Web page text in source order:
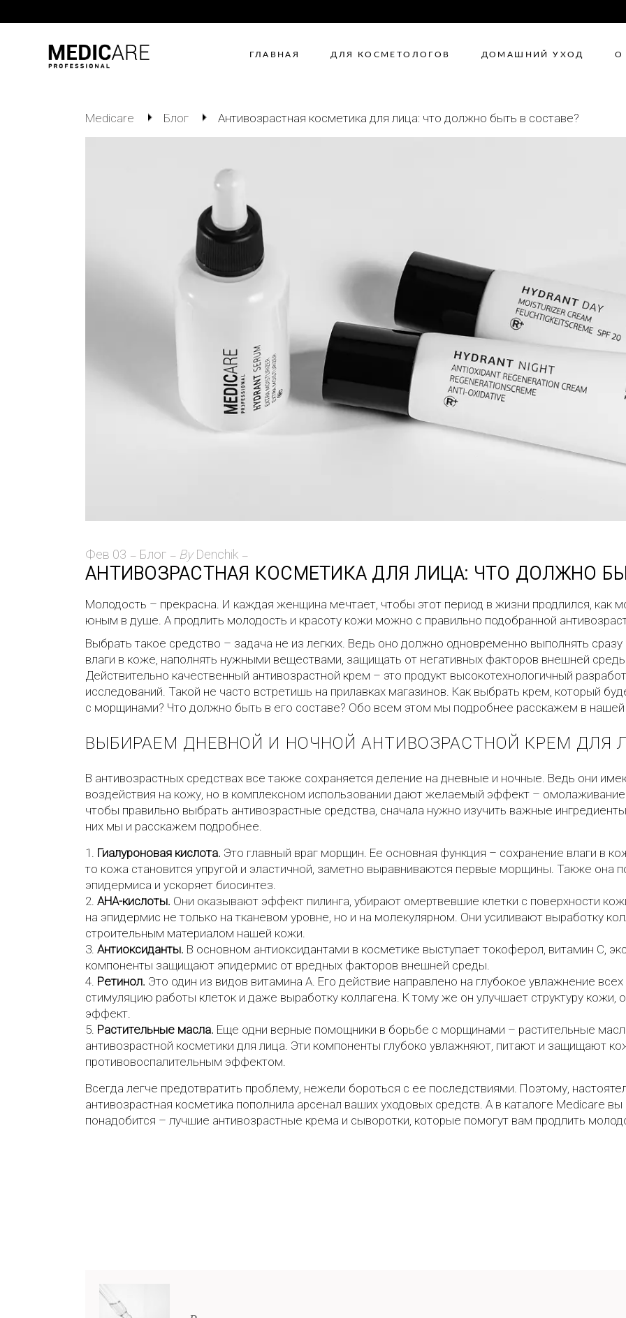
ГЛАВНАЯ ДЛЯ КОСМЕТОЛОГОВ ДОМАШНИЙ УХОД О
Medicare Блог Антивозрастная косметика для лица: что должно быть в составе?
Фев 03 Блог ByDenchik
АНТИВОЗРАСТНАЯ КОСМЕТИКА ДЛЯ ЛИЦА: ЧТО ДОЛЖНО
Молодость – прекрасна. И каждая женщина мечтает, чтобы этот период в жизни продлился, как
юным в душе. А продлить молодость и красоту кожи можно с правильно подобранной
Выбрать такое средство – задача не из легких. Ведь оно должно одновременно выполнять
влаги в коже, наполнять нужными веществами, защищать от негативных факторов внешней
Действительно качественный антивозрастной крем – это продукт высокотехнологичный
исследований. Такой не часто встретишь на прилавках магазинов. Как выбрать крем, который
с морщинами? Что должно быть в его составе? Обо всем этом мы подробнее расскажем в нашей
ВЫБИРАЕМ ДНЕВНОЙ И НОЧНОЙ АНТИВОЗРАСТНОЙ КРЕМ ДЛЯ
В антивозрастных средствах все также сохраняется деление на дневные и ночные. Ведь они
воздействия на кожу, но в комплексном использовании дают желаемый эффект –
чтобы правильно выбрать антивозрастные средства, сначала нужно изучить важные
них мы и расскажем подробнее.
Гиалуроновая кислота. Это главный враг морщин. Ее основная функция – сохранение влаги в
то кожа становится упругой и эластичной, заметно выравниваются первые морщины. Также она
эпидермиса и ускоряет биосинтез.
АНА-кислоты. Они оказывают эффект пилинга, убирают омертвевшие клетки с поверхности
на эпидермис не только на тканевом уровне, но и на молекулярном. Они усиливают выработку
строительным материалом нашей кожи.
Антиоксиданты. В основном антиоксидантами в косметике выступает токоферол, витамин С,
компоненты защищают эпидермис от вредных факторов внешней среды.
Ретинол. Это один из видов витамина А. Его действие направлено на глубокое увлажнение
стимуляцию работы клеток и даже выработку коллагена. К тому же он улучшает структуру
эффект.
Растительные масла. Еще одни верные помощники в борьбе с морщинами – растительные
антивозрастной косметики для лица. Эти компоненты глубоко увлажняют, питают и защищают
противовоспалительным эффектом.
Всегда легче предотвратить проблему, нежели бороться с ее последствиями. Поэтому,
антивозрастная косметика пополнила арсенал ваших уходовых средств. А в каталоге Medicare
понадобится – лучшие антивозрастные крема и сыворотки, которые помогут вам продлить